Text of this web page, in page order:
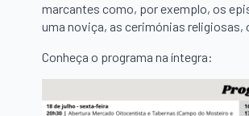
marcantes como, por exemplo, os
uma noviça, as cerimónias religiosas,
Conheça o programa na íntegra: